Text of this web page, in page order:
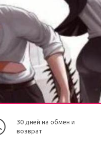
30 дней на обмен и
возврат